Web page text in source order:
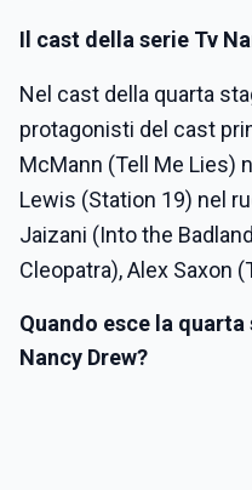
Il cast della serie Tv
Nel cast della quarta
protagonisti del cast
McMann (Tell Me Lies)
Lewis (Station 19) nel
Jaizani (Into the
Cleopatra), Alex Saxon
Quando esce la
Nancy Drew?